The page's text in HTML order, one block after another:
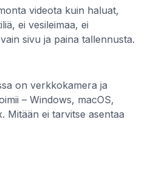
videota kuin haluat,
ei vesileimaa, ei
sivu ja paina tallennusta.
on verkkokamera ja
– Windows, macOS,
Mitään ei tarvitse asentaa